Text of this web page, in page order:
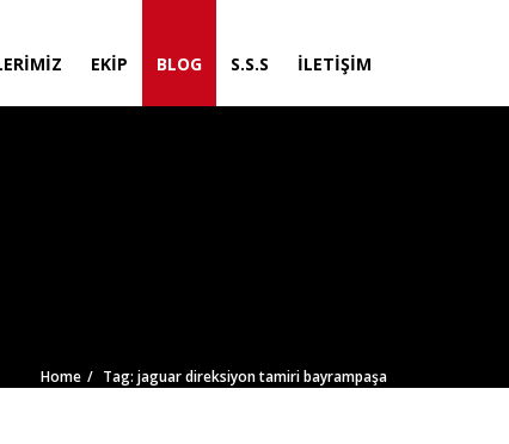
EKIP BLOG S.S.S İLETIŞIM
Home Tag: jaguar direksiyon tamiri bayrampaşa